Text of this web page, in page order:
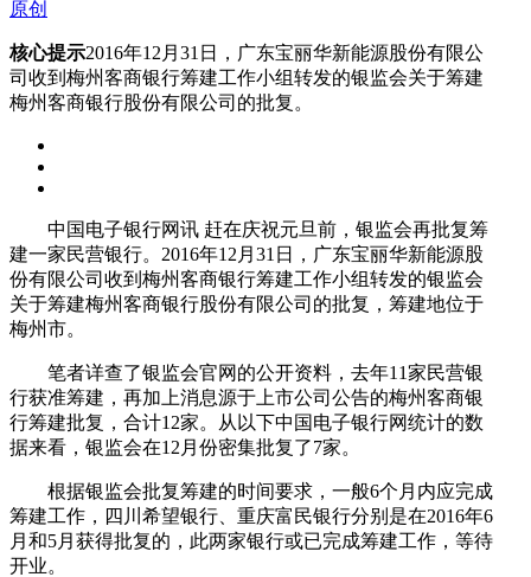
原创
核心提示2016年12月31日，广东宝丽华新能源股份有限公
司收到梅州客商银行筹建工作小组转发的银监会关于筹建
梅州客商银行股份有限公司的批复。
中国电子银行网讯 赶在庆祝元旦前，银监会再批复筹
建一家民营银行。2016年12月31日，广东宝丽华新能源股
份有限公司收到梅州客商银行筹建工作小组转发的银监会
关于筹建梅州客商银行股份有限公司的批复，筹建地位于
梅州市。
笔者详查了银监会官网的公开资料，去年11家民营银
行获准筹建，再加上消息源于上市公司公告的梅州客商银
行筹建批复，合计12家。从以下中国电子银行网统计的数
据来看，银监会在12月份密集批复了7家。
根据银监会批复筹建的时间要求，一般6个月内应完成
筹建工作，四川希望银行、重庆富民银行分别是在2016年6
月和5月获得批复的，此两家银行或已完成筹建工作，等待
开业。